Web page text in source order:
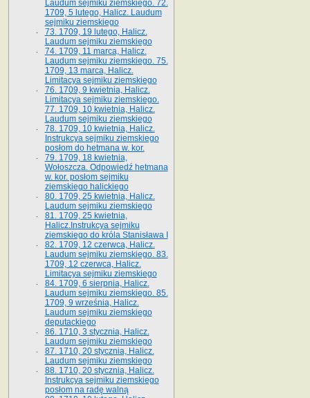
Laudum sejmiku ziemskiego. 72.
1709, 5 lutego, Halicz. Laudum
sejmiku ziemskiego
73. 1709, 19 lutego, Halicz.
Laudum sejmiku ziemskiego
74. 1709, 11 marca, Halicz.
Laudum sejmiku ziemskiego. 75.
1709, 13 marca, Halicz.
Limitacya sejmiku ziemskiego
76. 1709, 9 kwietnia, Halicz.
Limitacya sejmiku ziemskiego.
77. 1709, 10 kwietnia, Halicz.
Laudum sejmiku ziemskiego
78. 1709, 10 kwietnia, Halicz.
Instrukcya sejmiku ziemskiego
posłom do hetmana w. kor.
79. 1709, 18 kwietnia,
Wołoszcza. Odpowiedź hetmana
w. kor. posłom sejmiku
ziemskiego halickiego
80. 1709, 25 kwietnia, Halicz.
Laudum sejmiku ziemskiego
81. 1709, 25 kwietnia,
Halicz.Instrukcya sejmiku
ziemskiego do króla Stanisława I
82. 1709, 12 czerwca, Halicz.
Laudum sejmiku ziemskiego. 83.
1709, 12 czerwca, Halicz.
Limitacya sejmiku ziemskiego
84. 1709, 6 sierpnia, Halicz.
Laudum sejmiku ziemskiego. 85.
1709, 9 września, Halicz.
Laudum sejmiku ziemskiego
deputackiego
86. 1710, 3 stycznia, Halicz.
Laudum sejmiku ziemskiego
87. 1710, 20 stycznia, Halicz.
Laudum sejmiku ziemskiego
88. 1710, 20 stycznia, Halicz.
Instrukcya sejmiku ziemskiego
posłom na radę walną